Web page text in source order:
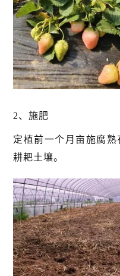
2、施肥
定植前一个月亩施腐
耕耙土壤。